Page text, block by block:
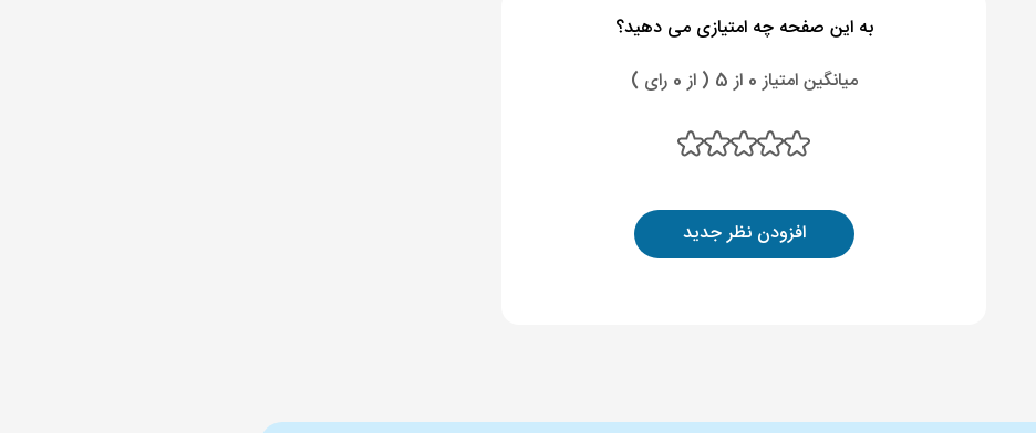
به این صفحه چه امتیازی می دهید؟
میانگین امتیاز 0 از 5 ( از 0 رای )
افزودن نظر جدید